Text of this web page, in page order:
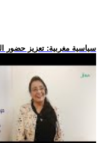
.. سياسية مغربية: تعزيز حضور